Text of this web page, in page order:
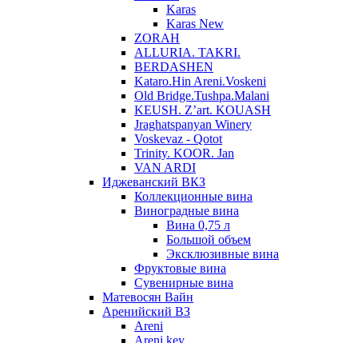
Karas
Karas New
ZORAH
ALLURIA. TAKRI.
BERDASHEN
Kataro.Hin Areni.Voskeni
Old Bridge.Tushpa.Malani
KEUSH. Z’art. KOUASH
Jraghatspanyan Winery
Voskevaz - Qotot
Trinity. KOOR. Jan
VAN ARDI
Иджеванский ВКЗ
Коллекционные вина
Виноградные вина
Вина 0,75 л
Большой объем
Эксклюзивные вина
Фруктовые вина
Cувенирные вина
Матевосян Вайн
Аренийский ВЗ
Areni
Areni key